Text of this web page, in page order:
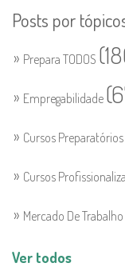
Posts por
Prepara TODOS
Empregabilidade
Cursos Preparatórios
Cursos
Mercado De Trabalho
Ver todos